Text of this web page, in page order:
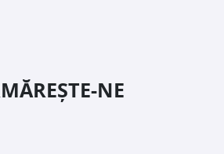
NE